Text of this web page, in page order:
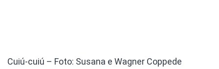
Cuiú-cuiú – Foto: Susana e Wagner Coppede